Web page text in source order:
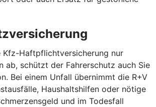
Kfz-Haftpflichtversicherung nur
ab, schützt der Fahrerschutz auch Sie
Bei einem Unfall übernimmt die R+V
Haushaltshilfen oder nötige
und im Todesfall